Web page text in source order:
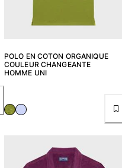
POLO EN COTON ORGANIQUE
COULEUR CHANGEANTE
HOMME UNI